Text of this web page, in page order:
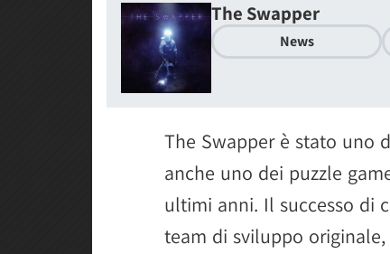
The Swapper
News
The Swapper è stato uno
anche uno dei puzzle
ultimi anni. Il successo di
team di sviluppo originale,